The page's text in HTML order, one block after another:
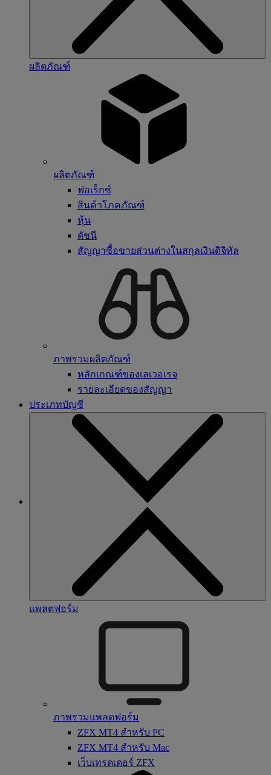
ผลิตภัณฑ์
ผลิตภัณฑ์
ฟอเร็กซ์
สินค้าโภคภัณฑ์
หุ้น
ดัชนี
สัญญาซื้อขายส่วนต่างในสกุลเงินดิจิทัล
ภาพรวมผลิตภัณฑ์
หลักเกณฑ์ของเลเวอเรจ
รายละเอียดของสัญญา
ประเภทบัญชี
แพลตฟอร์ม
ภาพรวมแพลตฟอร์ม
ZFX MT4 สำหรับ PC
ZFX MT4 สำหรับ Mac
เว็บเทรดเดอร์ ZFX